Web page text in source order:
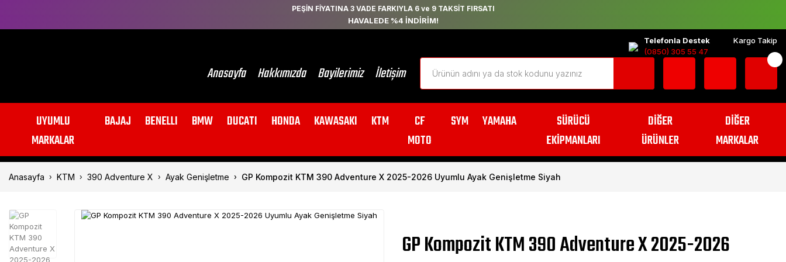
PEŞİN FİYATINA 3 VADE FARKIYLA 6 ve 9 TAKSİT FIRSATI
HAVALEDE %4 İNDİRİM!
Telefonla Destek
(0850) 305 55 47
Kargo Takip
Anasayfa Hakkımızda Bayilerimiz İletişim
UYUMLU
MARKALAR
BAJAJ BENELLI BMW DUCATI HONDA KAWASAKI KTM
CF
MOTO
SYM YAMAHA
SÜRÜCÜ
EKİPMANLARI
DİĞER
ÜRÜNLER
DİĞER
MARKALAR
Anasayfa KTM 390 Adventure X Ayak Genişletme GP Kompozit KTM 390 Adventure X 2025-2026 Uyumlu Ayak Genişletme Siyah
GP Kompozit KTM 390 Adventure X 2025-2026